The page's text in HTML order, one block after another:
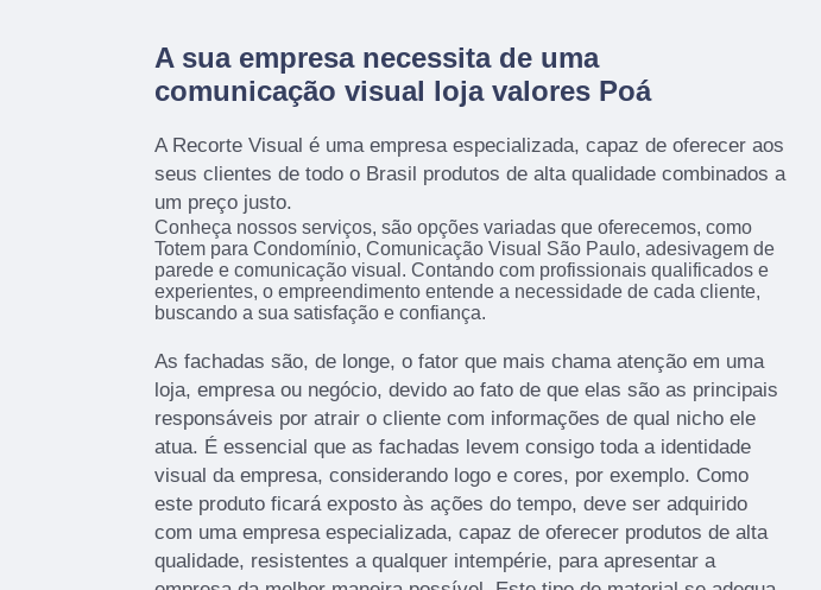
A sua empresa necessita de uma
comunicação visual loja valores Poá
A Recorte Visual é uma empresa especializada, capaz de oferecer aos
seus clientes de todo o Brasil produtos de alta qualidade combinados a
um preço justo.
Conheça nossos serviços, são opções variadas que oferecemos, como
Totem para Condomínio, Comunicação Visual São Paulo, adesivagem de
parede e comunicação visual. Contando com profissionais qualificados e
experientes, o empreendimento entende a necessidade de cada cliente,
buscando a sua satisfação e confiança.
As fachadas são, de longe, o fator que mais chama atenção em uma
loja, empresa ou negócio, devido ao fato de que elas são as principais
responsáveis por atrair o cliente com informações de qual nicho ele
atua. É essencial que as fachadas levem consigo toda a identidade
visual da empresa, considerando logo e cores, por exemplo. Como
este produto ficará exposto às ações do tempo, deve ser adquirido
com uma empresa especializada, capaz de oferecer produtos de alta
qualidade, resistentes a qualquer intempérie, para apresentar a